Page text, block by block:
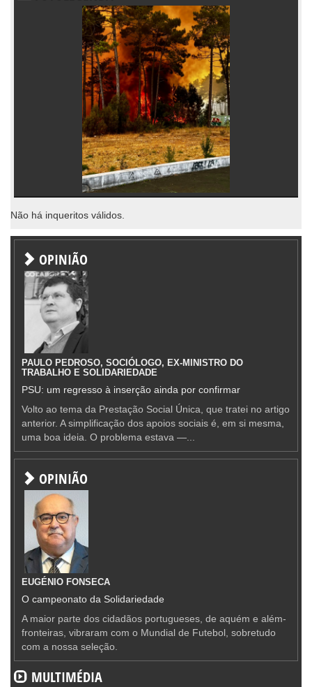
Não há inqueritos válidos.
OPINIÃO
PAULO PEDROSO, SOCIÓLOGO, EX-MINISTRO DO
TRABALHO E SOLIDARIEDADE
PSU: um regresso à inserção ainda por confirmar
Volto ao tema da Prestação Social Única, que tratei no artigo
anterior. A simplificação dos apoios sociais é, em si mesma,
uma boa ideia. O problema estava —...
OPINIÃO
EUGÉNIO FONSECA
O campeonato da Solidariedade
A maior parte dos cidadãos portugueses, de aquém e além-
fronteiras, vibraram com o Mundial de Futebol, sobretudo
com a nossa seleção.
MULTIMÉDIA